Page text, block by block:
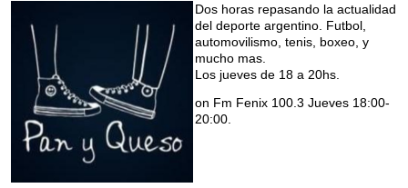
Dos horas repasando la actualidad
del deporte argentino. Futbol,
automovilismo, tenis, boxeo, y
mucho mas.
Los jueves de 18 a 20hs.
on Fm Fenix 100.3 Jueves 18:00-
20:00.